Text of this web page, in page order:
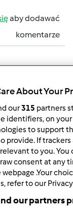
aby dodawać
komentarze
#9
dobrze widze
czy to jest
tortem
cos
About Your
our315 partners
identifiers, on
to support
provide. If
relevant to you.
consent at any
.Your
refer to our
our partners